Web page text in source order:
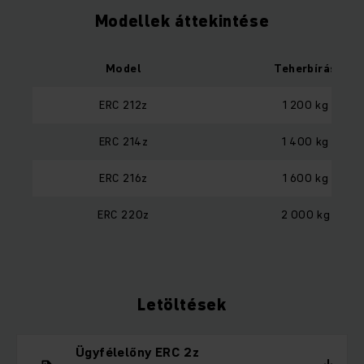
Modellek áttekintése
Model Teherbírás
ERC 212z 1 200 kg
ERC 214z 1 400 kg
ERC 216z 1 600 kg
ERC 220z 2 000 kg
Letöltések
Ügyfélelőny ERC 2z